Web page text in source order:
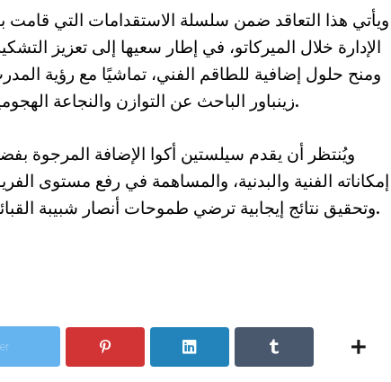
ويأتي هذا التعاقد ضمن سلسلة الاستقدامات التي قامت
الإدارة خلال الميركاتو، في إطار سعيها إلى تعزيز
ومنح حلول إضافية للطاقم الفني، تماشيًا مع رؤية
زينباور الباحث عن التوازن والنجاعة الهجومية.
ويُنتظر أن يقدم سيلستين أكوا الإضافة المرجوة
إمكاناته الفنية والبدنية، والمساهمة في رفع مستوى
وتحقيق نتائج إيجابية ترضي طموحات أنصار شبيبة القبائل.